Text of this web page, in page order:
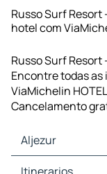
Russo Surf Resort
hotel com
Russo Surf Resort
Encontre todas
ViaMichelin
Cancelamento
Aljezur
Aljezur Mapas